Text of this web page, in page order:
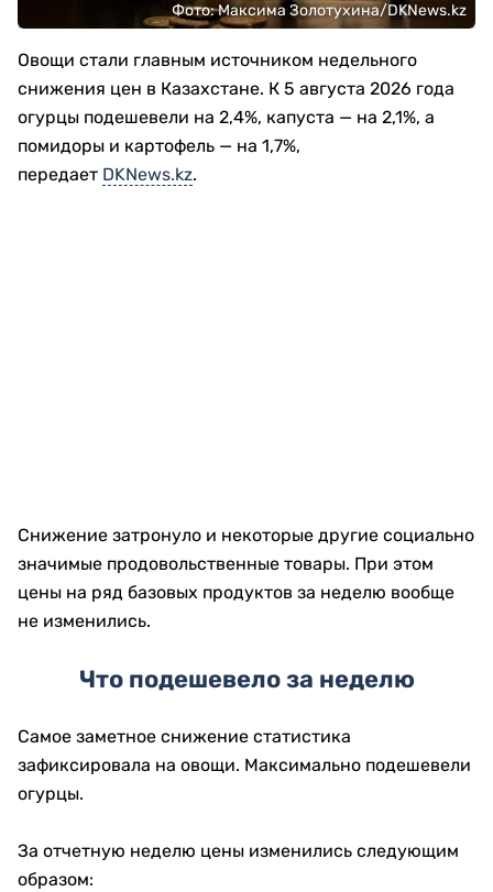
Фото: Максима Золотухина/DKNews.kz
Овощи стали главным источником недельного
снижения цен в Казахстане. К 5 августа 2026 года
огурцы подешевели на 2,4%, капуста — на 2,1%, а
помидоры и картофель — на 1,7%,
передает DKNews.kz.
Снижение затронуло и некоторые другие социально
значимые продовольственные товары. При этом
цены на ряд базовых продуктов за неделю вообще
не изменились.
Что подешевело за неделю
Самое заметное снижение статистика
зафиксировала на овощи. Максимально подешевели
огурцы.
За отчетную неделю цены изменились следующим
образом: